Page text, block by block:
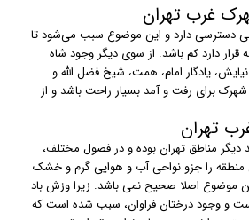
غرب تهران
دسترسی دارد و این موضوع سبب می‌شود تا
قرار دارد کم باشد. از سوی دیگر وجود شاه
نیایش، یادگار امام، همت، شیخ فضل الله و
برای رفت و آمد بسیار راحت باشد و از
تهران
مناطق تهران بوده و در فصول مختلف،
منطقه را جزو نواحی آب و هوایی گرم و خشک
موضوع اصلا صحیح نمی باشد. زیرا وزش باد
است و وجود درختان فراوان، سبب شده است که